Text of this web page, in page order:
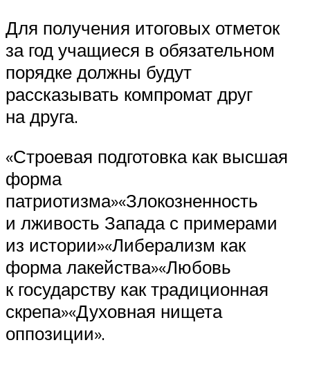
Для получения итоговых отметок
за год учащиеся в обязательном
порядке должны будут
рассказывать компромат друг
на друга.
«Строевая подготовка как высшая
форма
патриотизма»«Злокозненность
и лживость Запада с примерами
из истории»«Либерализм как
форма лакейства»«Любовь
к государству как традиционная
скрепа»«Духовная нищета
оппозиции».